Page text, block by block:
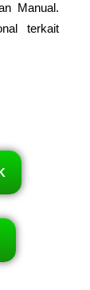
Manual.
terkait